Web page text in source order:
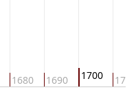
1680 1690 1700 1710